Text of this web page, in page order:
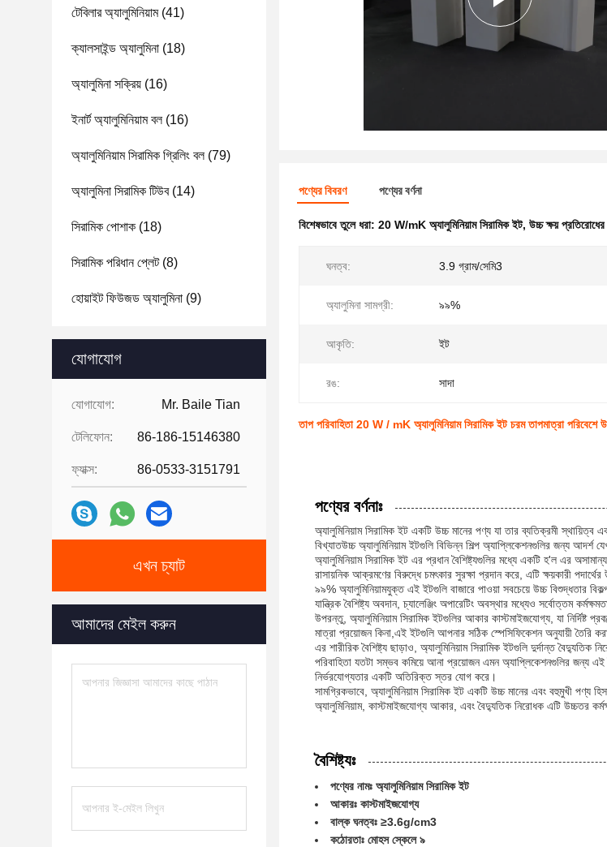
টেবিলার অ্যালুমিনিয়াম(41)
ক্যালসাইন্ড অ্যালুমিনা (18)
অ্যালুমিনা সক্রিয় (16)
ইনার্ট অ্যালুমিনিয়াম বল(16)
অ্যালুমিনিয়াম সিরামিক গ্রিলিং বল(79)
অ্যালুমিনা সিরামিক টিউব(14)
সিরামিক পোশাক (18)
সিরামিক পরিধান প্লেট(8)
হোয়াইট ফিউজড অ্যালুমিনা (9)
যোগাযোগ
যোগাযোগ: Mr. Baile Tian
টেলিফোন: 86-186-15146380
ফ্যাক্স: 86-0533-3151791
এখন চ্যাট
আমাদের মেইল ​​করুন
পণ্যের বিবরণ পণ্যের বর্ণনা
বিশেষভাবে তুলে ধরা: 20 W/mK অ্যালুমিনিয়াম সিরামিক ইট, উচ্চ ক্ষয় প্রতিরোধের
ঘনত্ব: 3.9 গ্রাম/সেমি3
অ্যালুমিনা সামগ্রী: ৯৯%
আকৃতি: ইট
রঙ: সাদা
তাপ পরিবাহিতা 20 W / mK অ্যালুমিনিয়াম সিরামিক ইট চরম তাপমাত্রা পরিবেশে
পণ্যের বর্ণনাঃ
অ্যালুমিনিয়াম সিরামিক ইট একটি উচ্চ মানের পণ্য যা তার ব্যতিক্রমী
বিখ্যাতউচ্চ অ্যালুমিনিয়াম ইটগুলি বিভিন্ন শিল্প অ্যাপ্লিকেশনগুলির জন্য আদর্শ
অ্যালুমিনিয়াম সিরামিক ইট এর প্রধান বৈশিষ্ট্যগুলির মধ্যে একটি হ'ল এর
রাসায়নিক আক্রমণের বিরুদ্ধে চমৎকার সুরক্ষা প্রদান করে, এটি ক্ষয়কারী
৯৯% অ্যালুমিনিয়ামযুক্ত এই ইটগুলি বাজারে পাওয়া সবচেয়ে উচ্চ বিশুদ্ধতার
যান্ত্রিক বৈশিষ্ট্য অবদান, চ্যালেঞ্জিং অপারেটিং অবস্থার মধ্যেও সর্বোত্তম
উপরন্তু, অ্যালুমিনিয়াম সিরামিক ইটগুলির আকার কাস্টমাইজযোগ্য, যা নির্দিষ্ট
মাত্রা প্রয়োজন কিনা,এই ইটগুলি আপনার সঠিক স্পেসিফিকেশন অনুযায়ী তৈরি
এর শারীরিক বৈশিষ্ট্য ছাড়াও, অ্যালুমিনিয়াম সিরামিক ইটগুলি দুর্দান্ত
পরিবাহিতা যতটা সম্ভব কমিয়ে আনা প্রয়োজন এমন অ্যাপ্লিকেশনগুলির জন্য এই
নির্ভরযোগ্যতার একটি অতিরিক্ত স্তর যোগ করে।
সামগ্রিকভাবে, অ্যালুমিনিয়াম সিরামিক ইট একটি উচ্চ মানের এবং বহুমুখী পণ্য
অ্যালুমিনিয়াম, কাস্টমাইজযোগ্য আকার, এবং বৈদ্যুতিক নিরোধক এটি উচ্চতর
বৈশিষ্ট্যঃ
পণ্যের নামঃ অ্যালুমিনিয়াম সিরামিক ইট
আকারঃ কাস্টমাইজযোগ্য
বাল্ক ঘনত্বঃ ≥3.6g/cm3
কঠোরতাঃ মোহস স্কেলে ৯